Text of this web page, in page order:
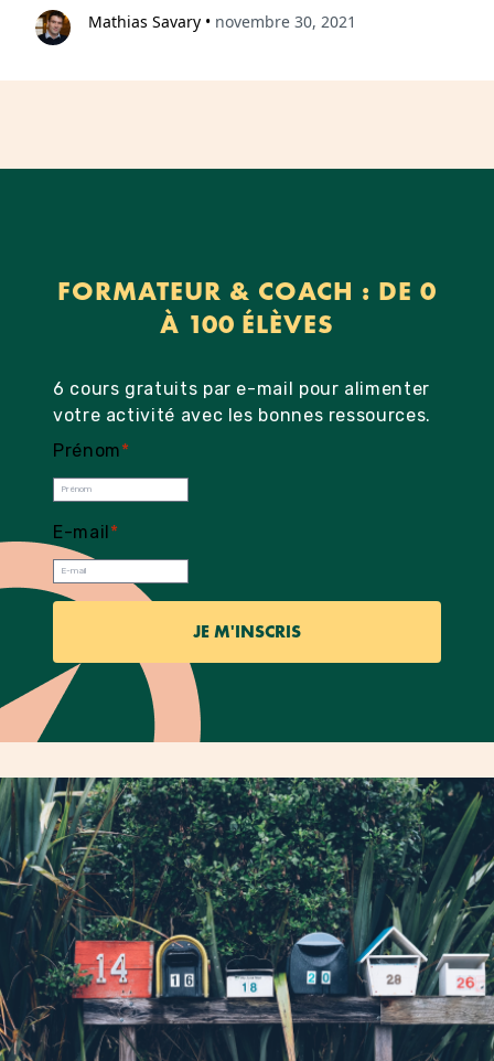
Mathias Savary • novembre 30, 2021
FORMATEUR & COACH : DE 0
À 100 ÉLÈVES
6 cours gratuits par e-mail pour alimenter
votre activité avec les bonnes ressources.
Prénom*
E-mail*